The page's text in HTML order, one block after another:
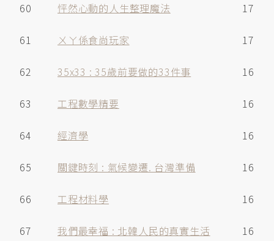
60 怦然心動的人生整理魔法 17
61 ㄨㄚ係食尚玩家 17
62 35x33 : 35歲前要做的33件事 16
63 工程數學精要 16
64 經濟學 16
65 關鍵時刻 : 氣候變遷. 台灣準備 16
66 工程材料學 16
67 我們最幸福 : 北韓人民的真實生活 16